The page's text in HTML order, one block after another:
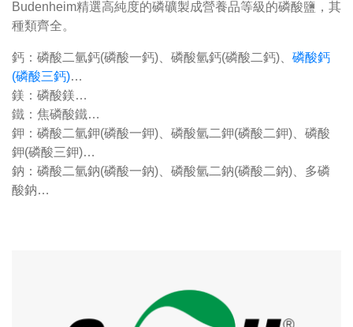
Budenheim精選高純度的磷礦製成營養品等級的磷酸鹽，其
種類齊全。
鈣：磷酸二氫鈣(磷酸一鈣)、磷酸氫鈣(磷酸二鈣)、 磷酸鈣
(磷酸三鈣)…
鎂：磷酸鎂…
鐵：焦磷酸鐵…
鉀：磷酸二氫鉀(磷酸一鉀)、磷酸氫二鉀(磷酸二鉀)、磷酸
鉀(磷酸三鉀)…
鈉：磷酸二氫鈉(磷酸一鈉)、磷酸氫二鈉(磷酸二鈉)、多磷
酸鈉…